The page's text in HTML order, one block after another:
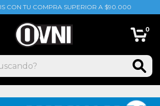
CON TU COMPRA SUPERIOR A $90.000
0